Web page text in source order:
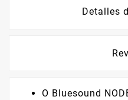
Detalles
O Bluesound